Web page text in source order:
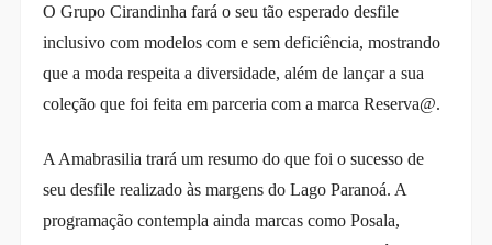
O Grupo Cirandinha fará o seu tão esperado desfile
inclusivo com modelos com e sem deficiência, mostrando
que a moda respeita a diversidade, além de lançar a sua
coleção que foi feita em parceria com a marca Reserva@.
A Amabrasilia trará um resumo do que foi o sucesso de
seu desfile realizado às margens do Lago Paranoá. A
programação contempla ainda marcas como Posala,